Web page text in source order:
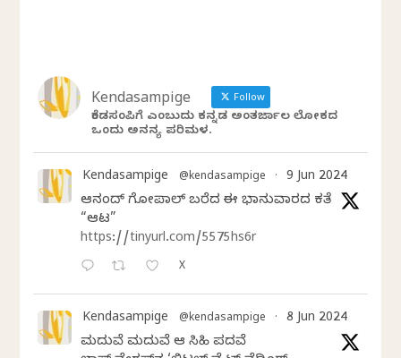
Kendasampige Follow
ಕೆಂಡಸಂಪಿಗೆ ಎಂಬುದು ಕನ್ನಡ ಅಂತರ್ಜಾಲ ಲೋಕದ
ಒಂದು ಅನನ್ಯ ಪರಿಮಳ.
Kendasampige @kendasampige · 9 Jun 2024
ಆನಂದ್‌ ಗೋಪಾಲ್‌ ಬರೆದ ಈ ಭಾನುವಾರದ ಕತೆ
“ಆಟ”
https://tinyurl.com/5575hs6r
X
Kendasampige @kendasampige · 8 Jun 2024
ಮದುವೆ ಮದುವೆ ಆ ಸಿಹಿ ಪದವೆ